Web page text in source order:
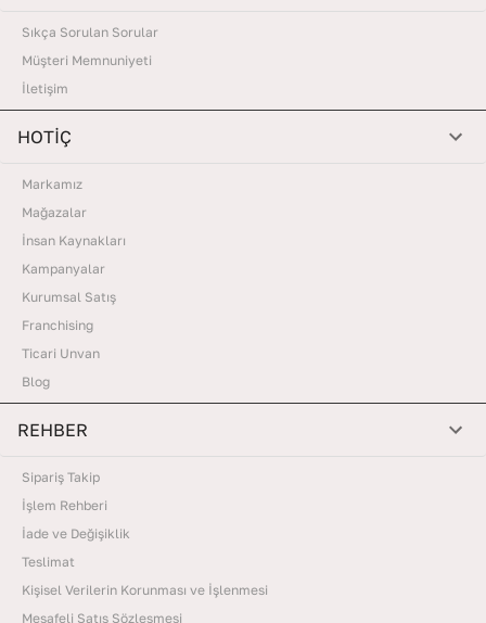
Sıkça Sorulan Sorular
Müşteri Memnuniyeti
İletişim
HOTİÇ
Markamız
Mağazalar
İnsan Kaynakları
Kampanyalar
Kurumsal Satış
Franchising
Ticari Unvan
Blog
REHBER
Sipariş Takip
İşlem Rehberi
İade ve Değişiklik
Teslimat
Kişisel Verilerin Korunması ve İşlenmesi
Mesafeli Satış Sözleşmesi